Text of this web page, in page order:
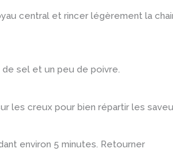
central et rincer légèrement la
de sel et un peu de poivre.
les creux pour bien répartir les
environ 5 minutes. Retourner